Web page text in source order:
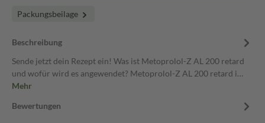
Packungsbeilage
Beschreibung
Sende jetzt dein Rezept ein! Was ist Metoprolol-Z AL 200 retard
und wofür wird es angewendet? Metoprolol-Z AL 200 retard i…
Mehr
Bewertungen